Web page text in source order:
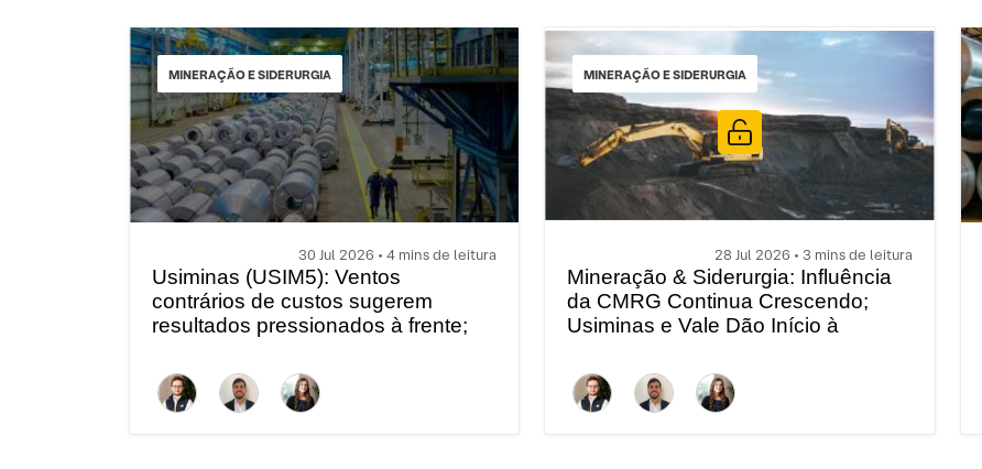
MINERAÇÃO E SIDERURGIA
30 Jul 2026 • 4 mins de leitura
Usiminas (USIM5): Ventos
contrários de custos sugerem
resultados pressionados à frente;
MINERAÇÃO E SIDERURGIA
28 Jul 2026 • 3 mins de leitura
Mineração & Siderurgia: Influência
da CMRG Continua Crescendo;
Usiminas e Vale Dão Início à